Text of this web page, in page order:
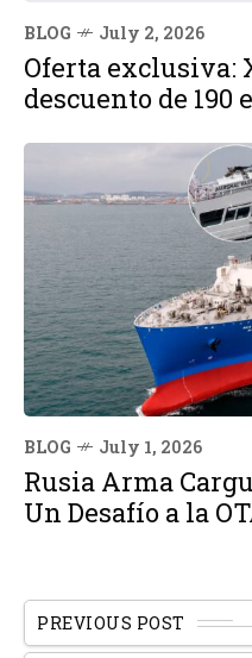
BLOG July 2, 2026
Oferta exclusiva:
descuento de 190
BLOG July 1, 2026
Rusia Arma
Un Desafío a la
PREVIOUS POST